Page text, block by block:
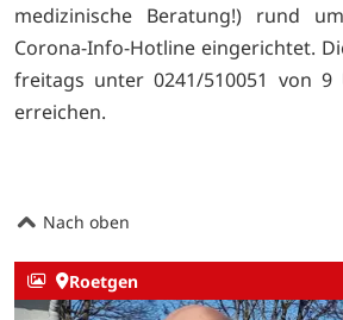
medizinische Beratung!) rund
Corona-Info-Hotline eingerichtet.
freitags unter 0241/510051 von
erreichen.
Nach oben
Roetgen